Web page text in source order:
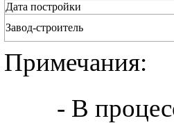
Дата постройки
Завод-строитель
Примечания:
- В